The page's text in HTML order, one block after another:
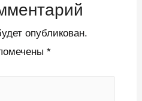
опубликован.
*